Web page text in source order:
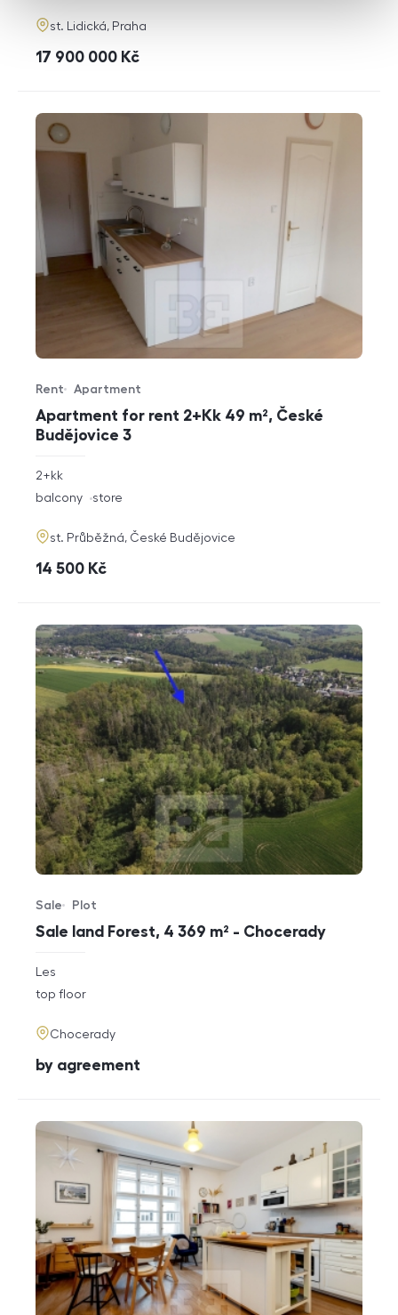
adresa
st. Lidická, Praha
cena
17 900 000 Kč
Apartment for rent 2+Kk 49 m², České
Budějovice 3
Offer type
Rent
Property type
Apartment
rozměry
2+kk
funkce
balcony store
adresa
st. Průběžná, České Budějovice
cena
14 500 Kč
Sale land Forest, 4 369 m² - Chocerady
Offer type
Sale
Property type
Plot
rozměry
disposition
Les
funkce
top floor
adresa
Chocerady
cena
by agreement